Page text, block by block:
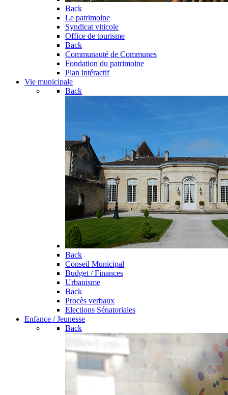
Back
Le patrimoine
Syndicat viticole
Office de tourisme
Back
Communauté de Communes
Fondation du patrimoine
Plan intéractif
Vie municipale
Back
Back
Conseil Municipal
Budget / Finances
Urbanisme
Back
Procès verbaux
Elections Sénatoriales
Enfance / Jeunesse
Back